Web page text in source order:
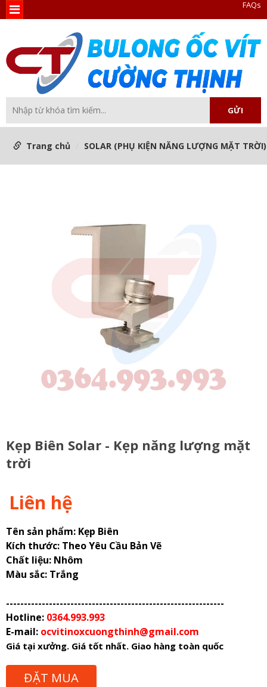
FAQs
Trang chủ SOLAR (PHỤ KIỆN NĂNG LƯỢNG MẶT TRỜI)
Kẹp Biên Solar - Kẹp năng lượng mặt
trời
Liên hệ
Tên sản phẩm: Kẹp Biên
Kích thước: Theo Yêu Cầu Bản Vẽ
Chất liệu: Nhôm
Màu sắc: Trắng
-------------------------------------------------------------
Hotline: 0364.993.993
E-mail: ocvitinoxcuongthinh@gmail.com
Giá tại xưởng. Giá tốt nhất. Giao hàng toàn quốc
ĐẶT MUA